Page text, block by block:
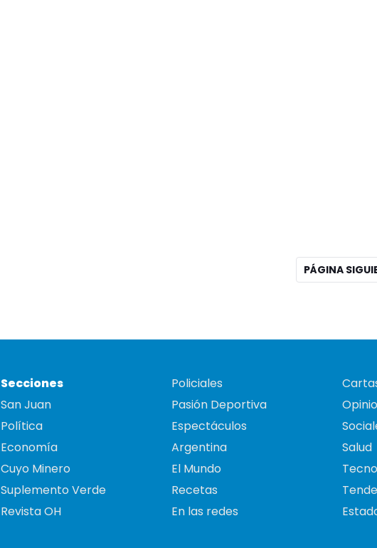
PÁGINA
Secciones
San Juan
Política
Economía
Cuyo Minero
Suplemento Verde
Revista OH
Policiales
Pasión Deportiva
Espectáculos
Argentina
El Mundo
Recetas
En las redes
Salud